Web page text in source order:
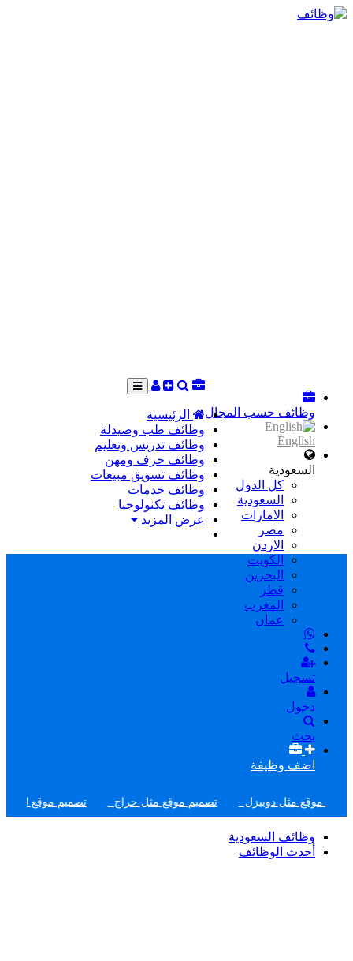
وظائف حسب المجال
English
السعودية
كل الدول
السعودية
الامارات
مصر
الاردن
الكويت
البحرين
قطر
المغرب
عمان
تسجيل
دخول
بحث
اضف وظيفة
الرئيسية
وظائف طب وصيدلة
وظائف تدريس وتعليم
وظائف حرف ومهن
وظائف تسويق مبيعات
وظائف خدمات
وظائف تكنولوجيا
عرض المزيد
مثل دوبيزل تصميم موقع مثل حراج تصميم موقع لبيع دورات
وظائف السعودية
أحدث الوظائف